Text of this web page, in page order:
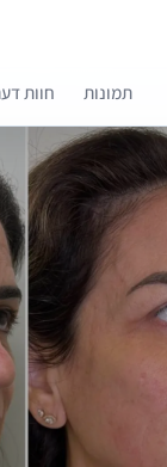
מסייעת לך לבחור
תמונות חוות